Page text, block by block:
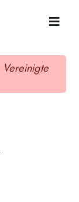
Vereinigte